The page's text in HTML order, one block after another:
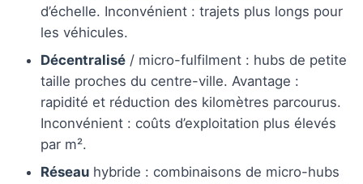
d’échelle. Inconvénient : trajets plus longs pour
les véhicules.
Décentralisé / micro-fulfilment : hubs de petite
taille proches du centre-ville. Avantage :
rapidité et réduction des kilomètres parcourus.
Inconvénient : coûts d’exploitation plus élevés
par m².
Réseau hybride : combinaisons de micro-hubs